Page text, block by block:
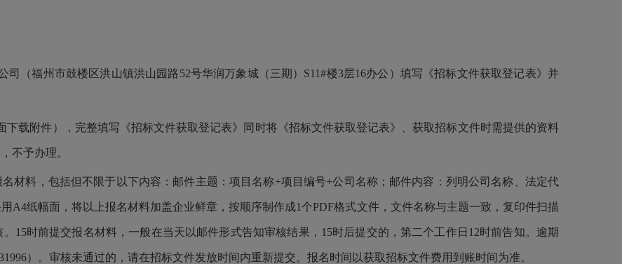
福州市鼓楼区洪山镇洪山园路52号华润万象城（三期）S11#楼3层16办公）填写《招标文件获取登记表》并
附件），完整填写《招标文件获取登记表》同时将《招标文件获取登记表》、获取招标文件时需提供的资料
不予办理。
料，包括但不限于以下内容：邮件主题：项目名称+项目编号+公司名称；邮件内容：列明公司名称、法定代
A4纸幅面，将以上报名材料加盖企业鲜章，按顺序制作成1个PDF格式文件，文件名称与主题一致，复印件扫描
15时前提交报名材料，一般在当天以邮件形式告知审核结果，15时后提交的，第二个工作日12时前告知。逾期
）。审核未通过的，请在招标文件发放时间内重新提交。报名时间以获取招标文件费用到账时间为准。